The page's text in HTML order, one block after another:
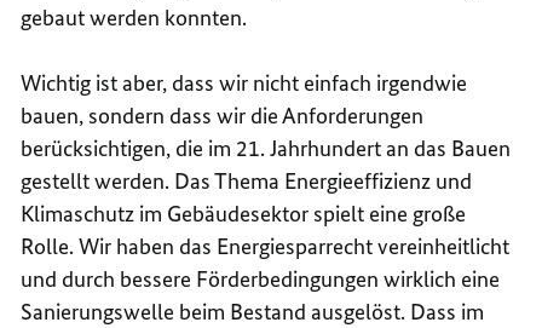
gebaut werden konnten.
Wichtig ist aber, dass wir nicht einfach irgendwie
bauen, sondern dass wir die Anforderungen
berücksichtigen, die im 21. Jahrhundert an das Bauen
gestellt werden. Das Thema Energieeffizienz und
Klimaschutz im Gebäudesektor spielt eine große
Rolle. Wir haben das Energiesparrecht vereinheitlicht
und durch bessere Förderbedingungen wirklich eine
Sanierungswelle beim Bestand ausgelöst. Dass im